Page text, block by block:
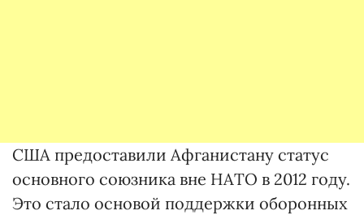
США предоставили Афганистану статус
основного союзника вне НАТО в 2012 году.
Это стало основой поддержки оборонных